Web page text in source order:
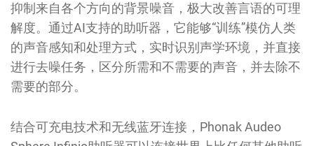
抑制来自各个方向的背景噪音，极大改善言语的可理
解度。通过AI支持的助听器，它能够“训练”模仿人类
的声音感知和处理方式，实时识别声学环境，并直接
进行去噪任务，区分所需和不需要的声音，并去除不
需要的部分。
结合可充电技术和无线蓝牙连接，Phonak Audeo